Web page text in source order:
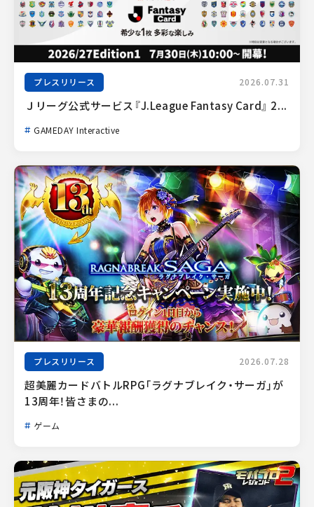
プレスリリース 2026.07.31
Ｊリーグ公式サービス『J.League Fantasy Card』 2...
GAMEDAY Interactive
プレスリリース 2026.07.28
超美麗カードバトルRPG「ラグナブレイク・サーガ」が
13周年！皆さまの...
ゲーム